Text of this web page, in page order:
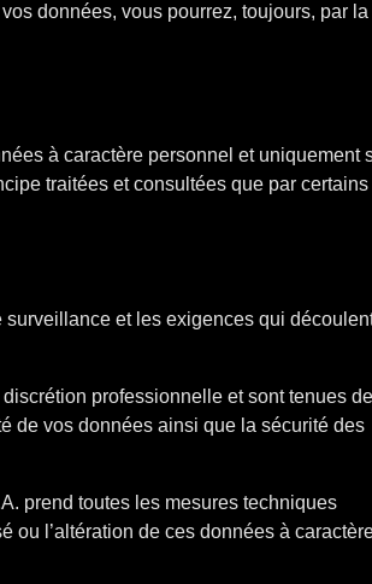
données, vous pourrez, toujours, par la
à caractère personnel et uniquement
traitées et consultées que par certains
et les exigences qui
professionnelle et sont tenues de
de vos données ainsi que la sécurité des
prend toutes les mesures techniques
ou l’altération de ces données à